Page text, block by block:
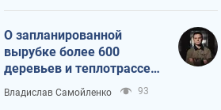
О запланированной
вырубке более 600
деревьев и теплотрассе:
что происходит на
Теремках в Киеве
Владислав Самойленко 93